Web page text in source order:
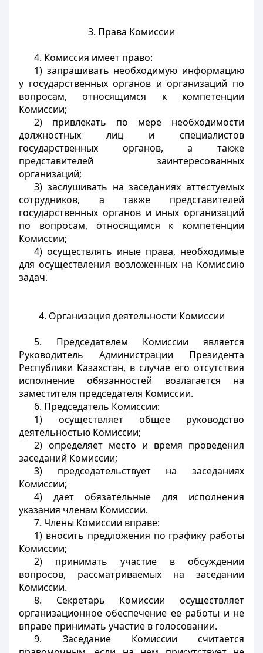
3. Права Комиссии
4. Комиссия имеет право:
1) запрашивать необходимую информацию
у государственных органов и организаций по
вопросам, относящимся к компетенции
Комиссии;
2) привлекать по мере необходимости
должностных лиц и специалистов
государственных органов, а также
представителей заинтересованных
организаций;
3) заслушивать на заседаниях аттестуемых
сотрудников, а также представителей
государственных органов и иных организаций
по вопросам, относящимся к компетенции
Комиссии;
4) осуществлять иные права, необходимые
для осуществления возложенных на Комиссию
задач.
4. Организация деятельности Комиссии
5. Председателем Комиссии является
Руководитель Администрации Президента
Республики Казахстан, в случае его отсутствия
исполнение обязанностей возлагается на
заместителя председателя Комиссии.
6. Председатель Комиссии:
1) осуществляет общее руководство
деятельностью Комиссии;
2) определяет место и время проведения
заседаний Комиссии;
3) председательствует на заседаниях
Комиссии;
4) дает обязательные для исполнения
указания членам Комиссии.
7. Члены Комиссии вправе:
1) вносить предложения по графику работы
Комиссии;
2) принимать участие в обсуждении
вопросов, рассматриваемых на заседании
Комиссии.
8. Секретарь Комиссии осуществляет
организационное обеспечение ее работы и не
вправе принимать участие в голосовании.
9. Заседание Комиссии считается